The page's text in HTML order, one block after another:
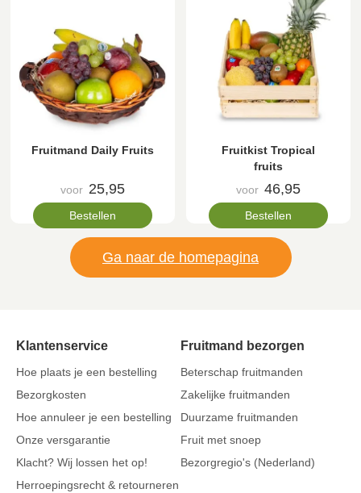
Fruitmand Daily Fruits
voor 25,95
Bestellen
Fruitkist Tropical
fruits
voor 46,95
Bestellen
Ga naar de homepagina
Klantenservice
Hoe plaats je een bestelling
Bezorgkosten
Hoe annuleer je een bestelling
Onze versgarantie
Klacht? Wij lossen het op!
Herroepingsrecht & retourneren
Fruitmand bezorgen
Beterschap fruitmanden
Zakelijke fruitmanden
Duurzame fruitmanden
Fruit met snoep
Bezorgregio's (Nederland)